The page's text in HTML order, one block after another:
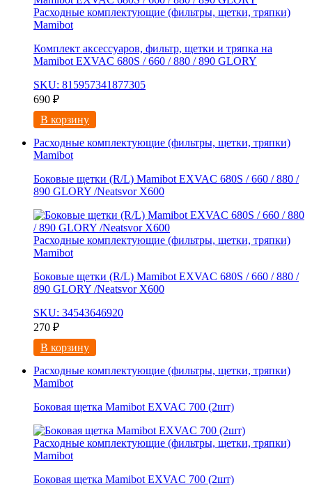
Расходные комплектующие (фильтры, щетки, тряпки)
Mamibot
Комплект аксессуаров, фильтр, щетки и тряпка на
Mamibot EXVAC 680S / 660 / 880 / 890 GLORY
SKU: 815957341877305
690 ₽
В корзину
Расходные комплектующие (фильтры, щетки, тряпки)
Mamibot
Боковые щетки (R/L) Mamibot EXVAC 680S / 660 / 880 /
890 GLORY /Neatsvor X600
Расходные комплектующие (фильтры, щетки, тряпки)
Mamibot
Боковые щетки (R/L) Mamibot EXVAC 680S / 660 / 880 /
890 GLORY /Neatsvor X600
SKU: 34543646920
270 ₽
В корзину
Расходные комплектующие (фильтры, щетки, тряпки)
Mamibot
Боковая щетка Mamibot EXVAC 700 (2шт)
Расходные комплектующие (фильтры, щетки, тряпки)
Mamibot
Боковая щетка Mamibot EXVAC 700 (2шт)